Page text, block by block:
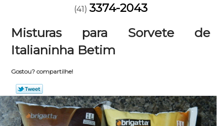
(41) 3374-2043
Misturas para Sorvete de
Italianinha Betim
Gostou? compartilhe!